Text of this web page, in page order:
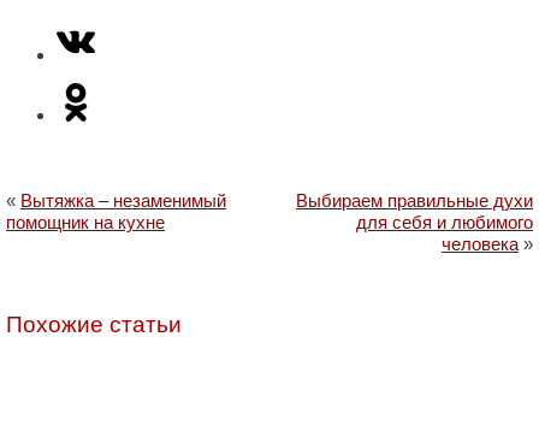
« Вытяжка – незаменимый
помощник на кухне
Выбираем правильные духи
для себя и любимого
человека »
Похожие статьи